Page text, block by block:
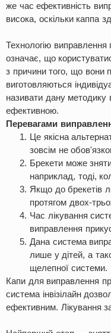
же час ефективність
висока, оскільки каппа
Технологію
означає, що
з причини того, що вони
виготовляються
називати дану
ефективною.
Перевагами
Це якісна
зовсім не
Брекети може
наприклад, тоді,
Якщо до брекетів
протягом двох-
Час лікування
виправлення
Дана система
лише у дітей, а
щелепної системи.
Капи для виправлення
система інвізілайн
ефективним. Лікування